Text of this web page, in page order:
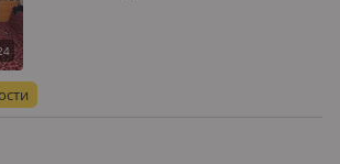
нового дома. Есть угольник и огород.
Септик и водопровод в доме.